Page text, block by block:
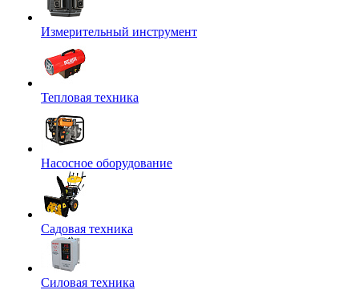
Измерительный инструмент
Тепловая техника
Насосное оборудование
Садовая техника
Силовая техника